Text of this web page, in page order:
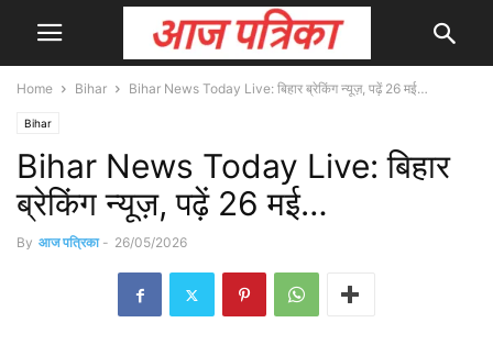
Home Bihar Bihar News Today Live: बिहार ब्रेकिंग न्यूज़, पढ़ें 26 मई…
Bihar
Bihar News Today Live: बिहार
ब्रेकिंग न्यूज़, पढ़ें 26 मई…
By आज पत्रिका - 26/05/2026